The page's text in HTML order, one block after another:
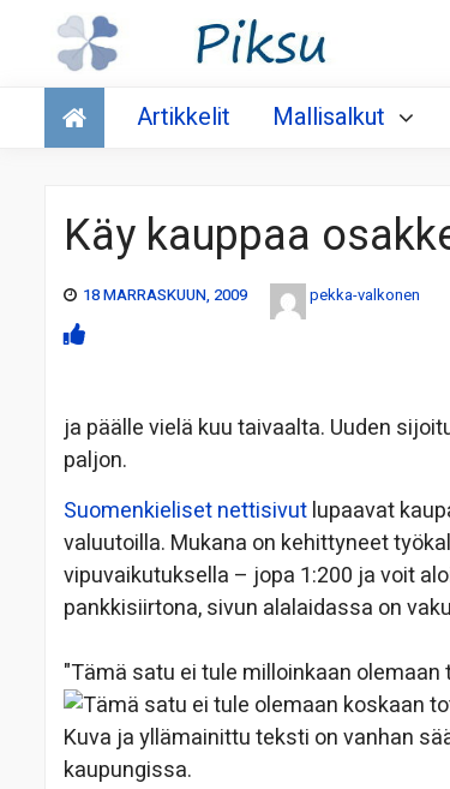
Talous
Artikkelit Mallisalkut
Käy kauppaa
18 MARRASKUUN, 2009 pekka-valkonen
ja päälle vielä kuu taivaalta. Uuden
paljon.
Suomenkieliset nettisivutlupaavat
valuutoilla. Mukana on kehittyneet
vipuvaikutuksella – jopa 1:200 ja voit
pankkisiirtona, sivun alalaidassa on
"Tämä satu ei tule milloinkaan
Kuva ja yllämainittu teksti on vanhan
kaupungissa.